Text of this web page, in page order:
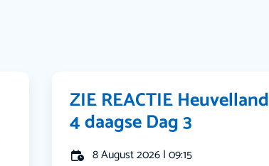
ZIE REACTIE Heuvelland
4 daagse Dag 3
8 August 2026 | 09:15